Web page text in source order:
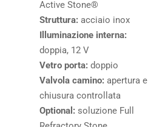
Active Stone®
Struttura: acciaio inox
Illuminazione interna:
doppia, 12 V
Vetro porta: doppio
Valvola camino: apertura e
chiusura controllata
Optional: soluzione Full